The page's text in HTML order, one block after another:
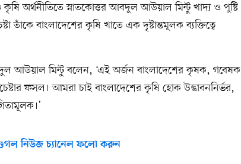
অর্থনীতিতে স্নাতকোত্তর আবদুল আউয়াল মিন্টু খাদ্য ও পুষ্টি
তাঁকে বাংলাদেশের কৃষি খাতে এক দৃষ্টান্তমূলক ব্যক্তিত্বে
আউয়াল মিন্টু বলেন, ‘এই অর্জন বাংলাদেশের কৃষক, গবেষক
ফসল। আমরা চাই বাংলাদেশের কৃষি হোক উদ্ভাবননির্ভর,
নিউজ চ্যানেল ফলো করুন